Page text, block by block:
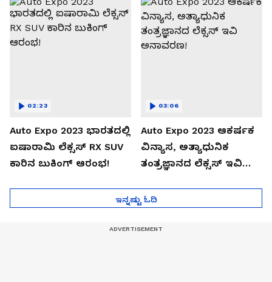
Auto Expo 2023 ಭಾರತದಲ್ಲಿ
ಐಷಾರಾಮಿ ಲೆಕ್ಸಸ್ RX SUV
ಕಾರಿನ ಬುಕಿಂಗ್ ಆರಂಭ!
02:23
Auto Expo 2023 ಆಕರ್ಷಕ
ವಿನ್ಯಾಸ, ಅತ್ಯಾಧುನಿಕ
ತಂತ್ರಜ್ಞಾನದ ಲೆಕ್ಸಸ್ ಇವಿ
03:06
ಇನ್ನಷ್ಟು ಓದಿ